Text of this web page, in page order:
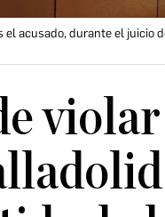
acusado, durante el
violar